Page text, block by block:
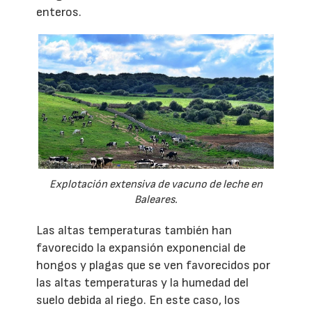
enteros.
Explotación extensiva de vacuno de leche en
Baleares.
Las altas temperaturas también han
favorecido la expansión exponencial de
hongos y plagas que se ven favorecidos por
las altas temperaturas y la humedad del
suelo debida al riego. En este caso, los